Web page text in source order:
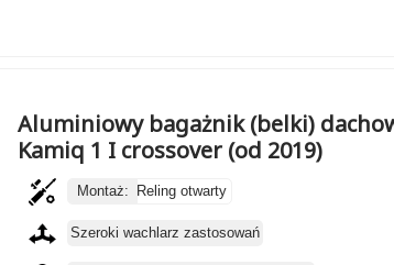
Aluminiowy bagażnik (belki)
Kamiq 1 I crossover (od 2019)
Montaż: Reling otwarty
Szeroki wachlarz zastosowań